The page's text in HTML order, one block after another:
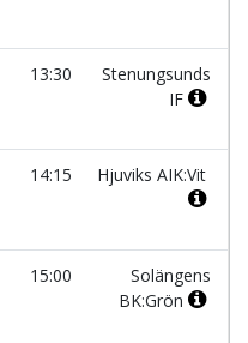
13:30
Stenungsunds
IF
14:15 Hjuviks AIK:Vit
15:00
Solängens
BK:Grön